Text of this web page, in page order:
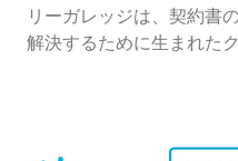
リーガレッジは、契約書
解決するために生まれた